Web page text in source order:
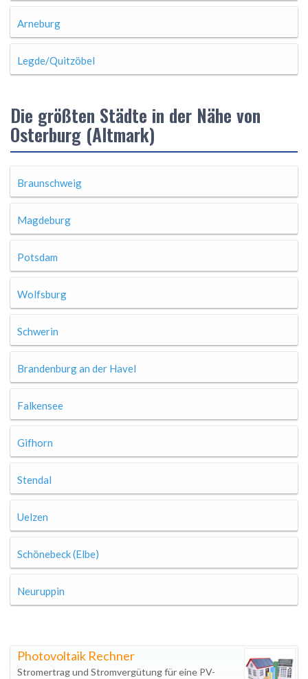
Arneburg
Legde/Quitzöbel
Die größten Städte in der Nähe von
Osterburg (Altmark)
Braunschweig
Magdeburg
Potsdam
Wolfsburg
Schwerin
Brandenburg an der Havel
Falkensee
Gifhorn
Stendal
Uelzen
Schönebeck (Elbe)
Neuruppin
Photovoltaik Rechner
Stromertrag und Stromvergütung für eine PV-